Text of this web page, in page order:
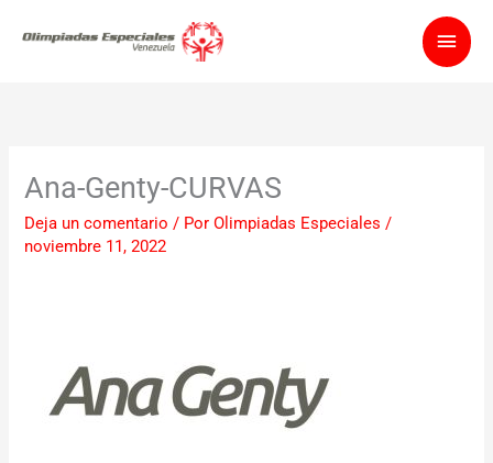
Ana-Genty-CURVAS
Deja un comentario / PorOlimpiadas Especiales/
noviembre 11, 2022